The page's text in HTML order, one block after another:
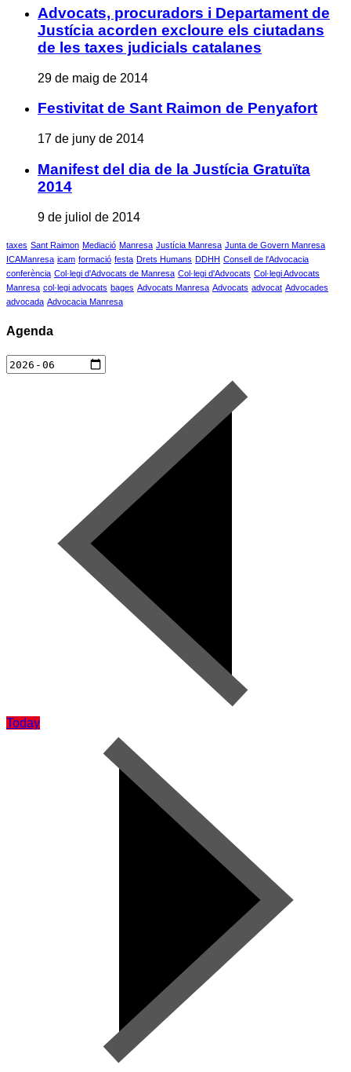
Advocats, procuradors i Departament de
Justícia acorden excloure els ciutadans
de les taxes judicials catalanes
29 de maig de 2014
Festivitat de Sant Raimon de Penyafort
17 de juny de 2014
Manifest del dia de la Justícia Gratuïta
2014
9 de juliol de 2014
taxes Sant Raimon Mediació Manresa Justícia Manresa Junta de Govern Manresa
ICAManresa icam formació festa Drets Humans DDHH Consell de l'Advocacia
conferència Col·legi d'Advocats de Manresa Col·legi d'Advocats Col·legi Advocats
Manresa col·legi advocats bages Advocats Manresa Advocats advocat Advocades
advocada Advocacia Manresa
Agenda
Today